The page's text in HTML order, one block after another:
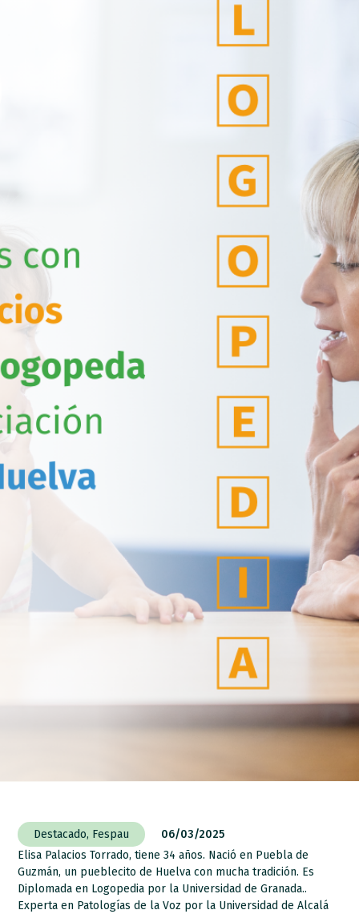
Destacado, Fespau
06/03/2025
Elisa Palacios Torrado, tiene 34 años. Nació en Puebla de
Guzmán, un pueblecito de Huelva con mucha tradición. Es
Diplomada en Logopedia por la Universidad de Granada..
Experta en Patologías de la Voz por la Universidad de Alcalá